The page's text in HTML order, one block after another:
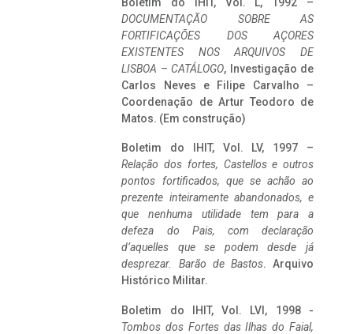
Boletim do IHIT, Vol. L, 1992 –
DOCUMENTAÇÃO SOBRE AS
FORTIFICAÇÕES DOS AÇORES
EXISTENTES NOS ARQUIVOS DE
LISBOA – CATÁLOGO, Investigação de
Carlos Neves e Filipe Carvalho –
Coordenação de Artur Teodoro de
Matos. (Em construção)
Boletim do IHIT, Vol. LV, 1997 –
Relação dos fortes, Castellos e outros
pontos fortificados, que se achão ao
prezente inteiramente abandonados, e
que nenhuma utilidade tem para a
defeza do Pais, com declaração
d’aquelles que se podem desde já
desprezar. Barão de Bastos. Arquivo
Histórico Militar.
Boletim do IHIT, Vol. LVI, 1998 -
Tombos dos Fortes das Ilhas do Faial,